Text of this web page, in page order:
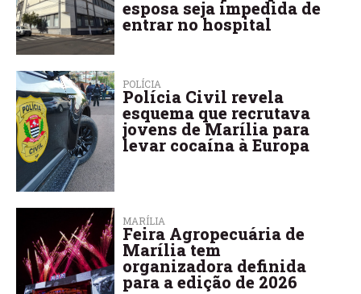
esposa seja impedida de
entrar no hospital
POLÍCIA
Polícia Civil revela
esquema que recrutava
jovens de Marília para
levar cocaína à Europa
MARÍLIA
Feira Agropecuária de
Marília tem
organizadora definida
para a edição de 2026